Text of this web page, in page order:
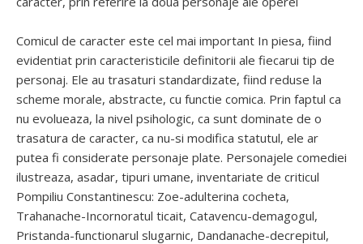
Comicul de caracter este cel mai important In piesa, fiind
evidentiat prin caracteristicile definitorii ale fiecarui tip de
personaj. Ele au trasaturi standardizate, fiind reduse la
scheme morale, abstracte, cu functie comica. Prin faptul ca
nu evolueaza, la nivel psihologic, ca sunt dominate de o
trasatura de caracter, ca nu-si modifica statutul, ele ar
putea fi considerate personaje plate. Personajele comediei
ilustreaza, asadar, tipuri umane, inventariate de criticul
Pompiliu Constantinescu: Zoe-adulterina cocheta,
Trahanache-Incornoratul ticait, Catavencu-demagogul,
Pristanda-functionarul slugarnic, Dandanache-decrepitul,